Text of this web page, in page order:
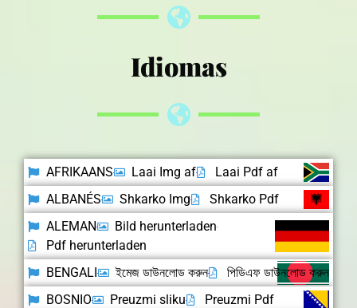
Idiomas
AFRIKAANS Laai Img af
Laai Pdf af
ALBANÉS
Shkarko Img
Shkarko Pdf
ALEMAN
Bild herunterladen
Pdf herunterladen
BENGALI
ইমেজ ডাউনলোড করুন
পিডিএফ ডাউনলোড করুন
BOSNIO
Preuzmi sliku
Preuzmi Pdf